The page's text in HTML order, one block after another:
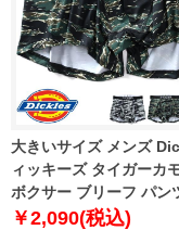
大きいサイズ メンズ
ィッキーズ タイガーカ
ボクサー ブリーフ パン
下着 80533100
￥2,090(税込)